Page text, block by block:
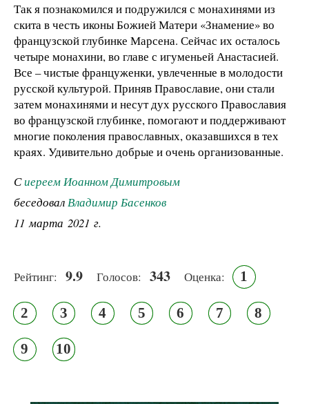
Так я познакомился и подружился с монахинями из
скита в честь иконы Божией Матери «Знамение» во
французской глубинке Марсена. Сейчас их осталось
четыре монахини, во главе с игуменьей Анастасией.
Все – чистые француженки, увлеченные в молодости
русской культурой. Приняв Православие, они стали
затем монахинями и несут дух русского Православия
во французской глубинке, помогают и поддерживают
многие поколения православных, оказавшихся в тех
краях. Удивительно добрые и очень организованные.
Сиереем Иоанном Димитровым
беседовалВладимир Басенков
11 марта 2021 г.
Рейтинг: 9.9 Голосов: 343 Оценка: 1
2 3 4 5 6 7 8
9 10